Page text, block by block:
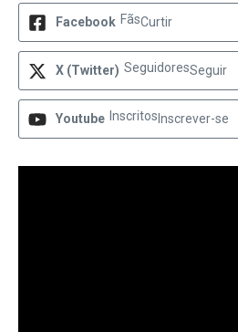
Facebook FãsCurtir
X (Twitter) SeguidoresSeguir
Youtube Inscritos Inscrever-se